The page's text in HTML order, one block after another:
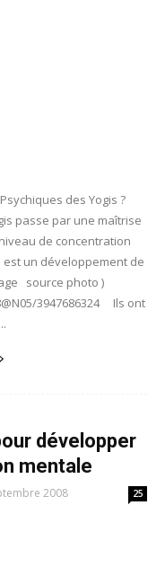
des Yogis ?
passe par une maîtrise
de concentration
un développement de
source photo )
3947686324 Ils ont
développer
mentale
2008 25